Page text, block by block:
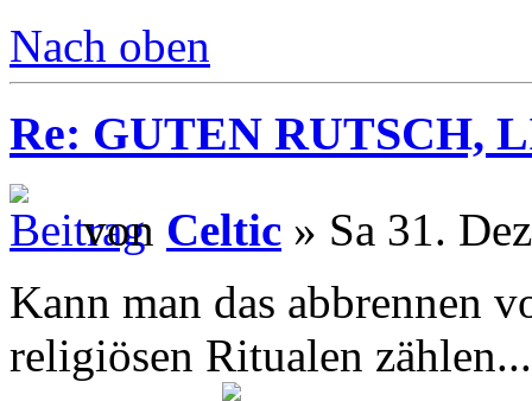
Nach oben
Re: GUTEN RUTSCH,
von Celtic » Sa 31.
Kann man das abbrennen
religiösen Ritualen